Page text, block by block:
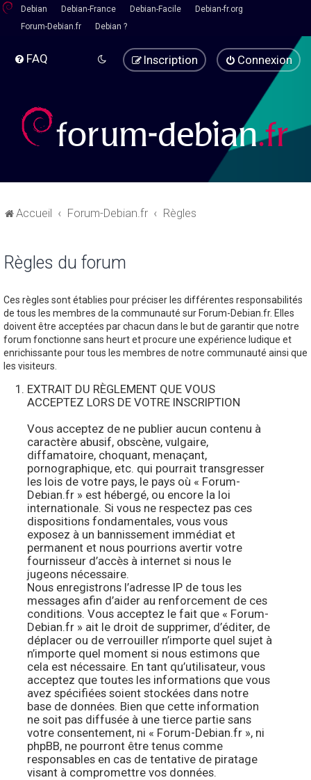
Debian Debian-France Debian-Facile
Debian-fr.org
Forum-Debian.fr
Debian ?
FAQ Connexion
Inscription
Accueil Forum-Debian.fr Règles
Règles du forum
Ces règles sont établies pour préciser les différentes responsabilités
de tous les membres de la communauté sur Forum-Debian.fr. Elles
doivent être acceptées par chacun dans le but de garantir que notre
forum fonctionne sans heurt et procure une expérience ludique et
enrichissante pour tous les membres de notre communauté ainsi que
les visiteurs.
EXTRAIT DU RÈGLEMENT QUE VOUS
ACCEPTEZ LORS DE VOTRE INSCRIPTION
Vous acceptez de ne publier aucun contenu à
caractère abusif, obscène, vulgaire,
diffamatoire, choquant, menaçant,
pornographique, etc. qui pourrait transgresser
les lois de votre pays, le pays où « Forum-
Debian.fr » est hébergé, ou encore la loi
internationale. Si vous ne respectez pas ces
dispositions fondamentales, vous vous
exposez à un bannissement immédiat et
permanent et nous pourrions avertir votre
fournisseur d’accès à internet si nous le
jugeons nécessaire.
Nous enregistrons l’adresse IP de tous les
messages afin d’aider au renforcement de ces
conditions. Vous acceptez le fait que « Forum-
Debian.fr » ait le droit de supprimer, d’éditer, de
déplacer ou de verrouiller n’importe quel sujet à
n’importe quel moment si nous estimons que
cela est nécessaire. En tant qu’utilisateur, vous
acceptez que toutes les informations que vous
avez spécifiées soient stockées dans notre
base de données. Bien que cette information
ne soit pas diffusée à une tierce partie sans
votre consentement, ni « Forum-Debian.fr », ni
phpBB, ne pourront être tenus comme
responsables en cas de tentative de piratage
visant à compromettre vos données.